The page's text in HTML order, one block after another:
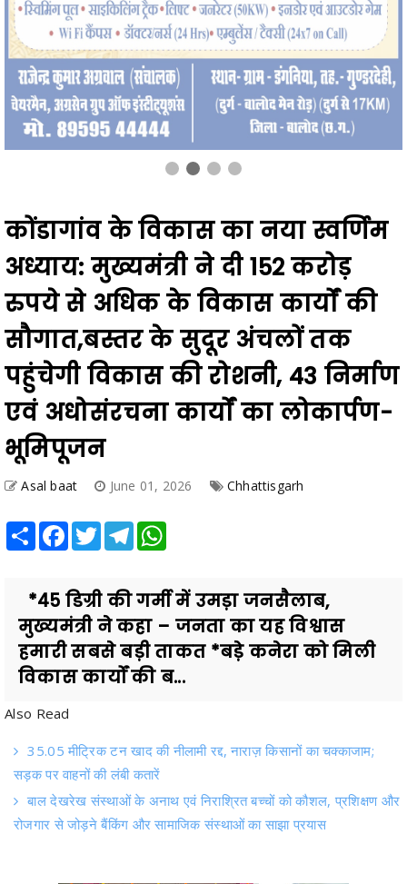
कोंडागांव के विकास का नया स्वर्णिम
अध्याय: मुख्यमंत्री ने दी 152 करोड़
रुपये से अधिक के विकास कार्यों की
सौगात,बस्तर के सुदूर अंचलों तक
पहुंचेगी विकास की रोशनी, 43 निर्माण
एवं अधोसंरचना कार्यों का लोकार्पण-
भूमिपूजन
Asal baat June 01, 2026 Chhattisgarh
Share Facebook
Twitter Telegram
*45 डिग्री की गर्मी में उमड़ा जनसैलाब,
मुख्यमंत्री ने कहा – जनता का यह विश्वास
हमारी सबसे बड़ी ताकत *बड़े कनेरा को मिली
विकास कार्यों की ब...
Also Read
35.05 मीट्रिक टन खाद की नीलामी रद्द, नाराज़ किसानों का चक्काजाम;
सड़क पर वाहनों की लंबी कतारें
बाल देखरेख संस्थाओं के अनाथ एवं निराश्रित बच्चों को कौशल, प्रशिक्षण और
रोजगार से जोड़ने बैंकिंग और सामाजिक संस्थाओं का साझा प्रयास